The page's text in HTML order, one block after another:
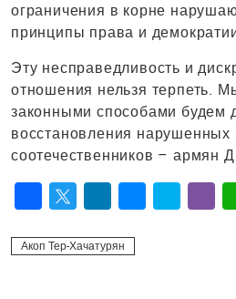
ограничения в корне
принципы права и
Эту несправедливость и
отношения нельзя терпеть.
законными способами будем
восстановления
соотечественников – армян
Акоп Тер-Хачатурян